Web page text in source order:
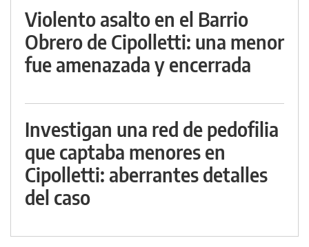
Violento asalto en el Barrio
Obrero de Cipolletti: una menor
fue amenazada y encerrada
Investigan una red de pedofilia
que captaba menores en
Cipolletti: aberrantes detalles
del caso